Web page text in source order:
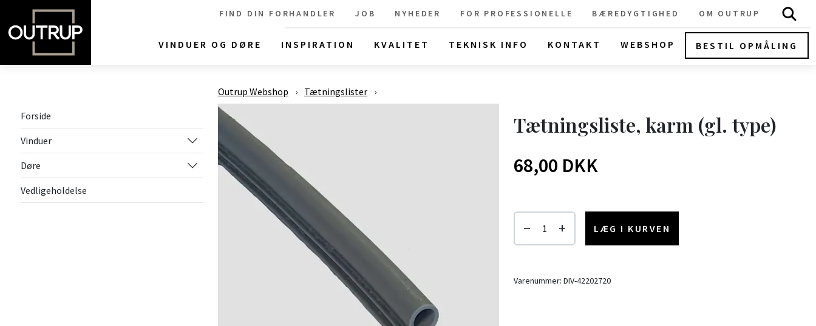
VINDUER OG DØRE INSPIRATION KVALITET TEKNISK INFO KONTAKT WEBSHOP BESTIL OPMÅLING
FIND DIN FORHANDLER JOB NYHEDER FOR PROFESSIONELLE BÆREDYGTIGHED OM OUTRUP
Forside
Vinduer
Døre
Vedligeholdelse
Outrup Webshop › Tætningslister ›
Tætningsliste, karm (gl. type)
68,00 DKK
− + LÆG I KURVEN
Varenummer:DIV-42202720